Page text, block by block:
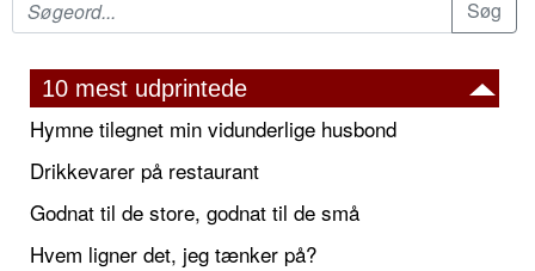
10 mest udprintede
Hymne tilegnet min vidunderlige husbond
Drikkevarer på restaurant
Godnat til de store, godnat til de små
Hvem ligner det, jeg tænker på?